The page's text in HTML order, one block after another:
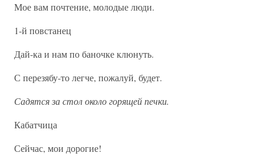
Мое вам почтение, молодые люди.
1-й повстанец
Дай-ка и нам по баночке клюнуть.
С перезябу-то легче, пожалуй, будет.
Садятся за стол около горящей печки.
Кабатчица
Сейчас, мои дорогие!